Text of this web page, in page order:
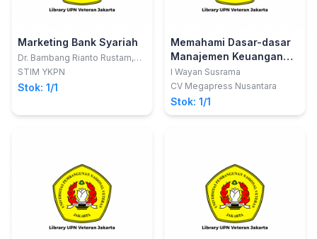
Marketing Bank Syariah
Dr. Bambang Rianto Rustam,
S.E., M.M
STIM YKPN
Stok: 1/1
Memahami Dasar-dasar
Manajemen Keuangan
untuk Mengelola
Keuangan Dengan Lebih
Efektif
I Wayan Susrama
CV Megapress Nusantara
Stok: 1/1